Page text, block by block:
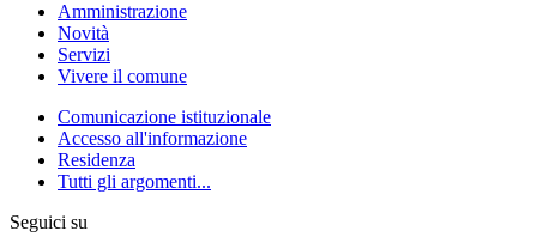
Amministrazione
Novità
Servizi
Vivere il comune
Comunicazione istituzionale
Accesso all'informazione
Residenza
Tutti gli argomenti...
Seguici su